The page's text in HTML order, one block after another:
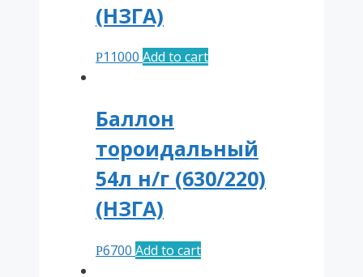
(НЗГА)
Р11000 Add to cart
Баллон
тороидальный
54л н/г (630/220)
(НЗГА)
Р6700 Add to cart